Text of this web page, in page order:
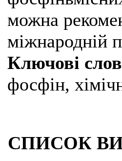
можна
міжнародній
Ключові
фосфін,
СПИСОК